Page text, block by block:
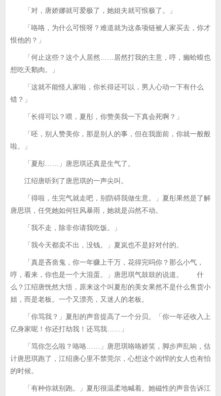
「对，唐娇娜就可爱极了，她姐夫就可恨极了。」
「咯咯，为什么可恨呀？难道就为这条项链被人家买去，你才
恨他的？」
「何止这些？这个人居然……居然打我的主意，哼，癞蛤蟆也
想吃天鹅肉。」
「这就不能怪人家啦，你长得还可以，男人心动一下有什么
错？」
「长得可以？喂，夏彤，你赞美我一下真会死啊？」
「呸，别人赞美你，那是别人的事，但在我面前，你就一般般
啦。」
「夏彤……」唐思琪还真是生气了。
江绍唐听到了唐思琪的一声尖叫。
「得啦，生完气就走吧，别防碍我做生意。」夏彤果然是了解
唐思琪，任凭她如何狂风暴雨，她就是岿然不动。
「我不走，除非你请我吃饭。」
「我今天都卖不出，没钱。」夏岚也不是好对付的。
「真是吝啬鬼，你一年赚上千万，花得完吗你？那么小气，
哼，看来，你也是一个大混蛋。」唐思琪气鼓鼓的说道。 什
么？江绍唐恍然大悟，原来这个叫夏彤的美女果然不是什么售货小
姐，而是老板。一个又漂亮，又迷人的老板。
「你骂我？」夏彤的声音提高了一个分贝。「你一年还收入上
亿身家呢！你还打劫我！还骂我……」
「骂你怎么啦？咯咯……」唐思琪咯咯娇笑，脚步声乱响，估
计唐思琪跑了，江绍唐心里不禁莞尔，心想这个凶悍的女人也有怕
的时候。
「有种你就别跑。」夏彤很温柔地喊着。她磁性的声音告诉江